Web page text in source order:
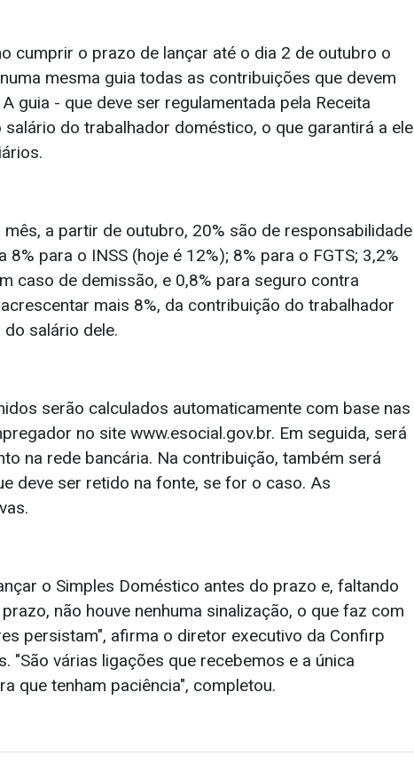
cumprir o prazo de lançar até o dia 2 de outubro o
mesma guia todas as contribuições que devem
guia - que deve ser regulamentada pela Receita
do trabalhador doméstico, o que garantirá a ele
a partir de outubro, 20% são de responsabilidade
para o INSS (hoje é 12%); 8% para o FGTS; 3,2%
caso de demissão, e 0,8% para seguro contra
mais 8%, da contribuição do trabalhador
salário dele.
serão calculados automaticamente com base nas
no site www.esocial.gov.br. Em seguida, será
na rede bancária. Na contribuição, também será
deve ser retido na fonte, se for o caso. As
o Simples Doméstico antes do prazo e, faltando
não houve nenhuma sinalização, o que faz com
persistam", afirma o diretor executivo da Confirp
"São várias ligações que recebemos e a única
que tenham paciência", completou.